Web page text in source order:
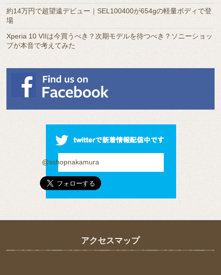
約14万円で超望遠デビュー｜SEL100400が654gの軽量ボディで登
場
Xperia 10 VIIは今買うべき？次期モデルを待つべき？ソニーショッ
プが本音で考えてみた
@sshopnakamura
アクセスマップ